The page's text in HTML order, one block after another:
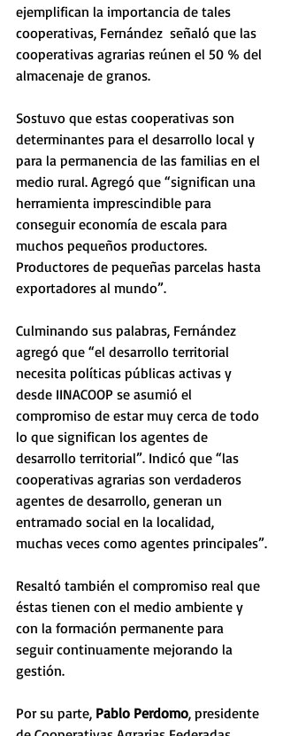
ejemplifican la importancia de tales
cooperativas, Fernández  señaló que las
cooperativas agrarias reúnen el 50 % del
almacenaje de granos.
Sostuvo que estas cooperativas son
determinantes para el desarrollo local y
para la permanencia de las familias en el
medio rural. Agregó que “significan una
herramienta imprescindible para
conseguir economía de escala para
muchos pequeños productores.
Productores de pequeñas parcelas hasta
exportadores al mundo”.
Culminando sus palabras, Fernández
agregó que “el desarrollo territorial
necesita políticas públicas activas y
desde IINACOOP se asumió el
compromiso de estar muy cerca de todo
lo que significan los agentes de
desarrollo territorial”. Indicó que “las
cooperativas agrarias son verdaderos
agentes de desarrollo, generan un
entramado social en la localidad,
muchas veces como agentes principales”.
Resaltó también el compromiso real que
éstas tienen con el medio ambiente y
con la formación permanente para
seguir continuamente mejorando la
gestión.
Por su parte, Pablo Perdomo, presidente